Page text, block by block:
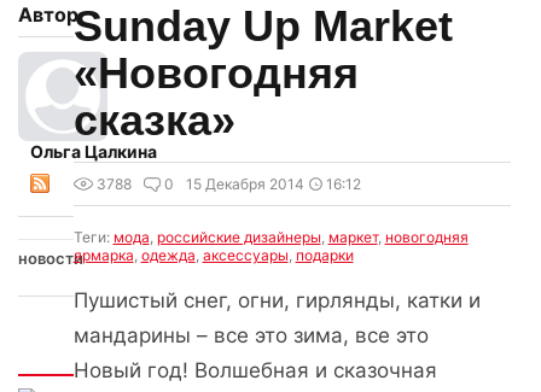
Автор
Ольга Цалкина
новости
Sunday Up Market
«Новогодняя
сказка»
3788 0 15 Декабря 2014 16:12
Теги: мода, российские дизайнеры, маркет, новогодняя
ярмарка, одежда, аксессуары, подарки
Пушистый снег, огни, гирлянды, катки и
мандарины – все это зима, все это
Новый год! Волшебная и сказочная